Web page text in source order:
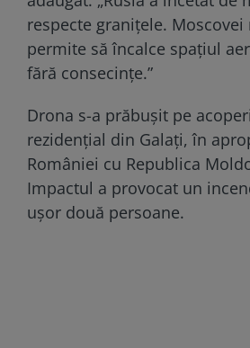
respecte granițele. Moscovei
permite să încalce spațiul
fără consecințe.”
Drona s-a prăbușit pe
rezidențial din Galați, în
României cu Republica
Impactul a provocat un
ușor două persoane.